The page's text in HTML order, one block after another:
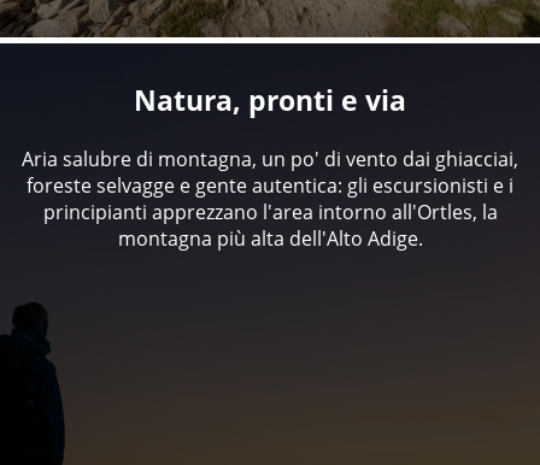
Natura, pronti e via
Aria salubre di montagna, un po' di vento dai ghiacciai,
foreste selvagge e gente autentica: gli escursionisti e i
principianti apprezzano l'area intorno all'Ortles, la
montagna più alta dell'Alto Adige.